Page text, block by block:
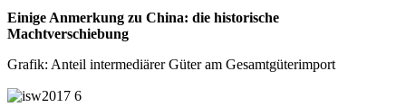
Einige Anmerkung zu China: die historische
Machtverschiebung
Grafik: Anteil intermediärer Güter am Gesamtgüterimport